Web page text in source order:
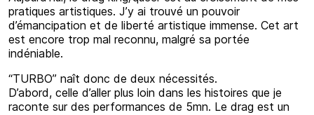
pratiques artistiques. J’y ai trouvé un pouvoir
d’émancipation et de liberté artistique immense. Cet art
est encore trop mal reconnu, malgré sa portée
indéniable.
“TURBO” naît donc de deux nécessités.
D’abord, celle d’aller plus loin dans les histoires que je
raconte sur des performances de 5mn. Le drag est un